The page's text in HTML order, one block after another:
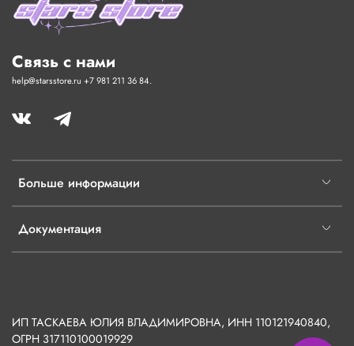
Больше информации
Документация
Связь с нами
help@starsstore.ru +7 981 211 36 84.
ИП ТАСКАЕВА ЮЛИЯ ВЛАДИМИРОВНА, ИНН 110121940840,
ОГРН 317110100019929